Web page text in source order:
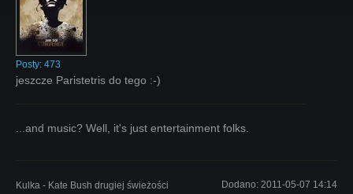
Posty: 473
jeszcze Paristetris do tego :-)
...and music? Well, it's just entertainment folks.
Kulka - Kate Bush drugiej świeżości Dodano: 2011-05-07 14:14